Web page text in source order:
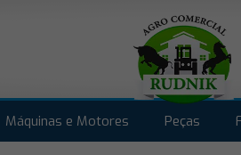
Máquinas e Motores Peças